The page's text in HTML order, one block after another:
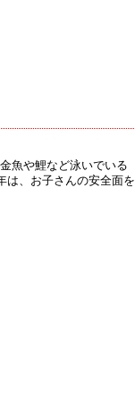
魚や鯉など泳いでいる
は、お子さんの安全面を